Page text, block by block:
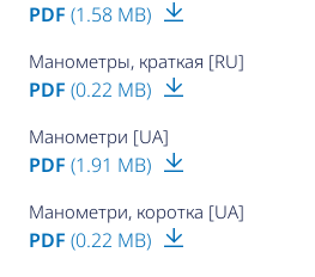
PDF (1.58 MB)
Манометры, краткая [RU]
PDF (0.22 MB)
Манометри [UA]
PDF (1.91 MB)
Манометри, коротка [UA]
PDF (0.22 MB)